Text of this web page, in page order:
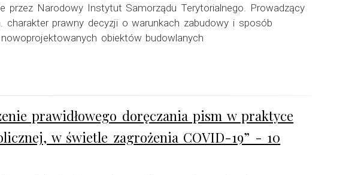
przez Narodowy Instytut Samorządu Terytorialnego. Prowadzący
charakter prawny decyzji o warunkach zabudowy i sposób
obiektów budowlanych
prawidłowego doręczania pism w praktyce
w świetle zagrożenia COVID-19” - 10